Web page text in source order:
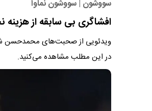
سووشون | سووشون نماوا
افشاگری بی سابقه از هزینه نجومی
ویدئویی از صحبت‌های محمدحسن
در این مطلب مشاهده می‌کنید.